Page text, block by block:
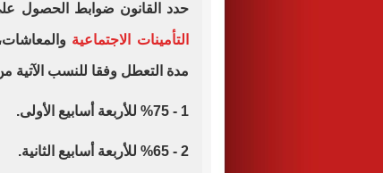
حدد القانون ضوابط الحصول على
التأمينات الاجتماعية
مدة التعطل وفقا للنسب الآتية
1 - %75 للأربعة أسابيع الأولى.
2 - %65 للأربعة أسابيع الثانية.